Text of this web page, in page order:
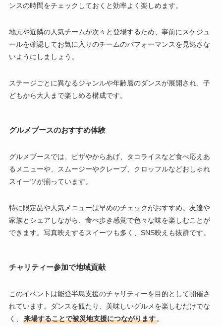
ンスの時間をチェックしておくと効率よく楽しめます。
地元や近隣の人気チームが次々と登場するため、事前にスケジュ
ールを確認してお気に入りのチームのパフォーマンスを見逃さな
いようにしましょう。
ステージごとに異なるジャンルや年齢層のダンスが展開され、子
どもから大人まで楽しめる構成です。
グルメブースのおすすめ体験
グルメブースでは、ピザやからあげ、タコライスなど食べ応えあ
るメニューや、スムージーやクレープ、クロッフルなどおしゃれ
スイーツが揃っています。
特に限定品や人気メニューは早めのチェックがおすすめ。友達や
家族とシェアしながら、食べ歩き感覚で色々な味を楽しむことが
できます。写真映えするスイーツも多く、SNS映えも抜群です。
チャリティー参加で地域貢献
このイベントは能登半島支援のチャリティーを目的として開催さ
れています。ダンスを観たり、美味しいグルメを楽しむだけでな
く、
来場することで被災地支援につながります。